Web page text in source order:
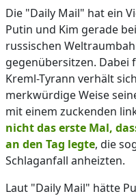
Die "Daily Mail" hat ein
Putin und Kim gerade
russischen
gegenübersitzen. Dabei
Kreml-Tyrann verhält
merkwürdige Weise
mit einem zuckenden
nicht das erste Mal,
an den Tag legte, die
Schlaganfall anheizten.
Laut "Daily Mail" hätte